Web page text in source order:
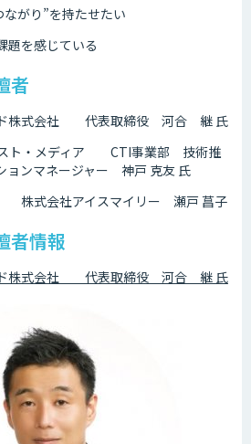
がり”を持たせたい
題を感じている
者
ド株式会社 代表取締役 河合 継 氏
スト・メディア CTI事業部 技術推
ンマネージャー 神戸 克友 氏
株式会社アイスマイリー 瀬戸 菖子
者情報
ド株式会社 代表取締役 河合 継 氏